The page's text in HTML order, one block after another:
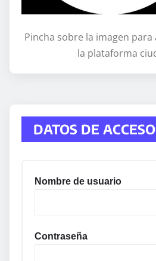
Pincha sobre la imagen para
la plataforma
DATOS DE ACCESO
Nombre de usuario
Contraseña